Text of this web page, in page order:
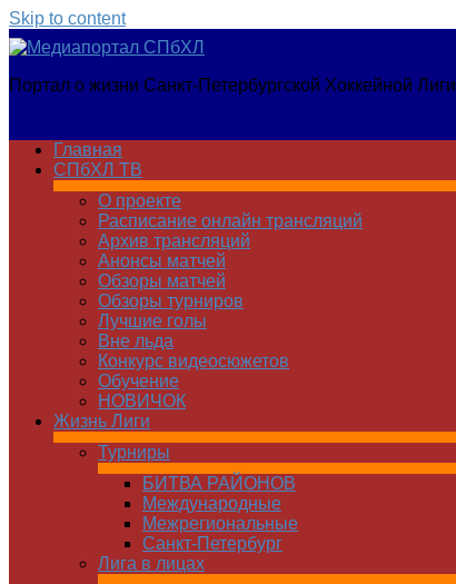
Skip to content
Медиапортал
Портал о жизни Санкт-Петербургской Хоккейной Лиги
Главная
СПбХЛ ТВ
О проекте
Расписание онлайн трансляций
Архив трансляций
Анонсы матчей
Обзоры матчей
Обзоры турниров
Лучшие голы
Вне льда
Конкурс видеосюжетов
Обучение
НОВИЧОК
Жизнь Лиги
Турниры
БИТВА РАЙОНОВ
Международные
Межрегиональные
Санкт-Петербург
Лига в лицах